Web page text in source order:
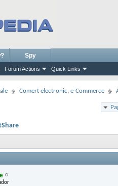
Forum Actions Quick Links
Spy
Comert electronic, e-Commerce